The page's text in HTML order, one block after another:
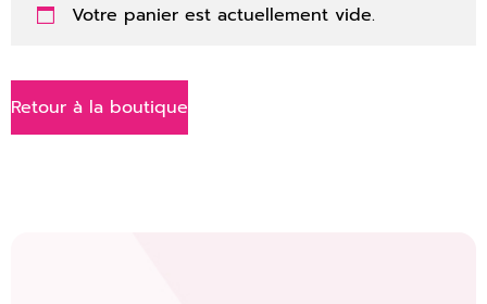
Votre panier est actuellement vide.
Retour à la boutique